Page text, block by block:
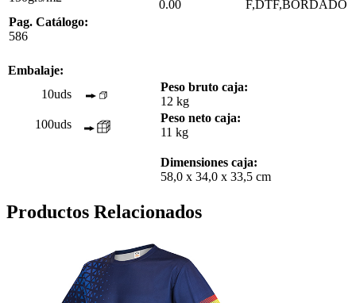
0.00
F,DTF,BORDADO
Pag. Catálogo:
586
Embalaje:
10uds
Peso bruto caja:
12 kg
100uds
Peso neto caja:
11 kg
Dimensiones caja:
58,0 x 34,0 x 33,5 cm
Productos Relacionados